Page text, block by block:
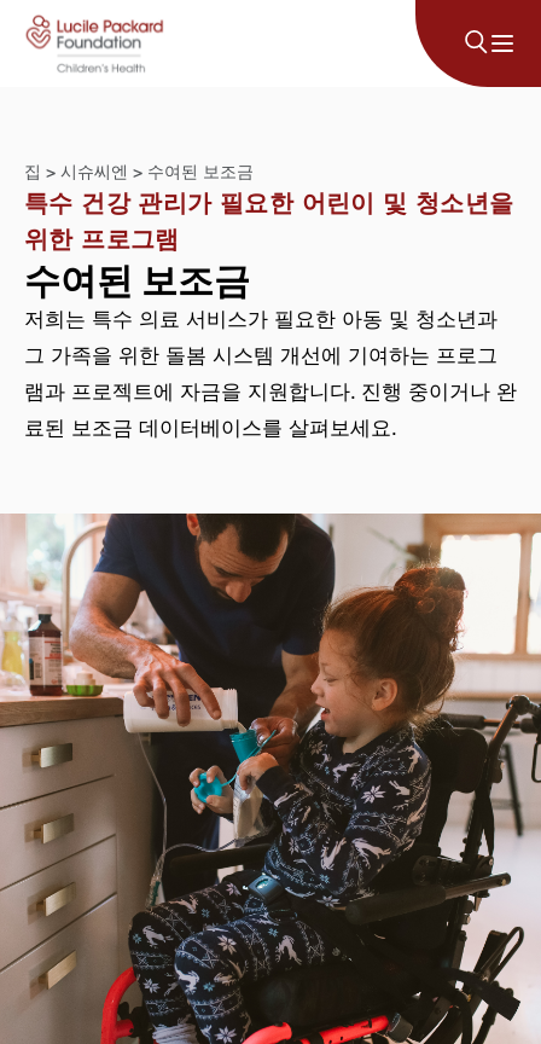
콘텐츠로 건너뛰기
집 > 시슈씨엔 > 수여된 보조금
특수 건강 관리가 필요한 어린이 및 청소년을
위한 프로그램
수여된 보조금
저희는 특수 의료 서비스가 필요한 아동 및 청소년과
그 가족을 위한 돌봄 시스템 개선에 기여하는 프로그
램과 프로젝트에 자금을 지원합니다. 진행 중이거나 완
료된 보조금 데이터베이스를 살펴보세요.